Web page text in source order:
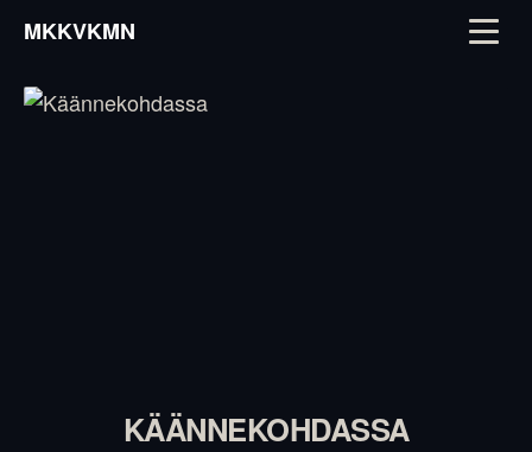
MKKVKMN
KÄÄNNEKOHDASSA